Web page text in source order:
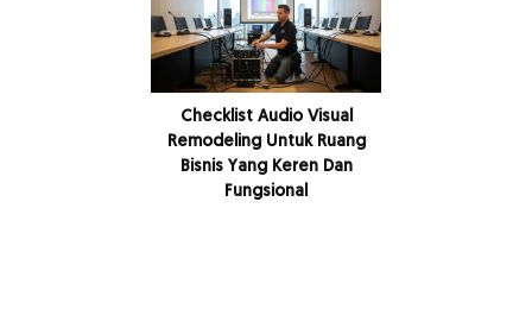
Checklist Audio Visual
Remodeling Untuk Ruang
Bisnis Yang Keren Dan
Fungsional